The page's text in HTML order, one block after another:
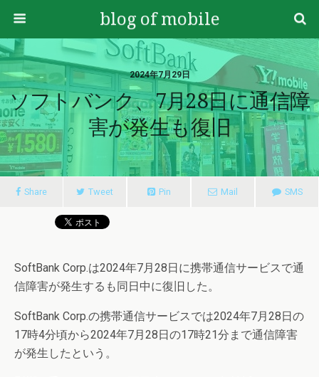
blog of mobile
2024年7月29日
ソフトバンク、7月28日に通信障
害が発生も復旧
Share Tweet Pin Mail SMS
SoftBank Corp.は2024年7月28日に携帯通信サービスで通
信障害が発生するも同日中に復旧した。
SoftBank Corp.の携帯通信サービスでは2024年7月28日の
17時4分頃から2024年7月28日の17時21分まで通信障害
が発生したという。